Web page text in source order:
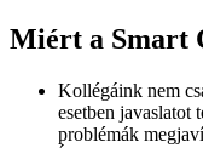
Miért a Smart
Kollégáink nem
esetben javaslatot
problémák